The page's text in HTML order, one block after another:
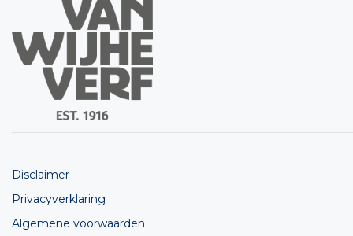
Disclaimer
Privacyverklaring
Algemene voorwaarden